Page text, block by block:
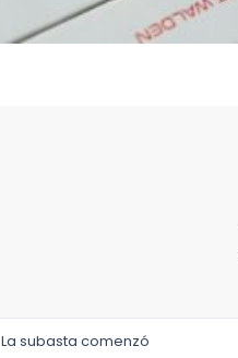
La subasta comenzó